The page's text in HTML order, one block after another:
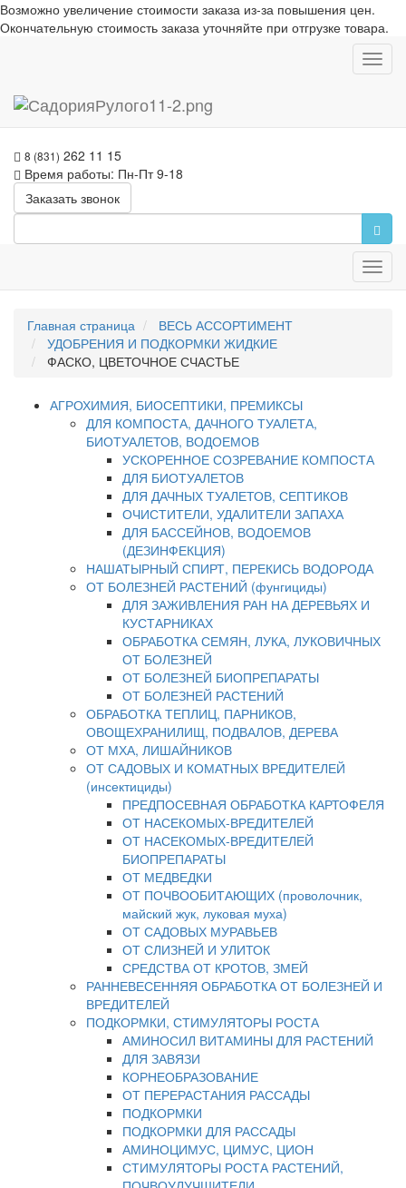
Возможно увеличение стоимости заказа из-за повышения цен.
Окончательную стоимость заказа уточняйте при отгрузке товара.
8 (831) 262 11 15
Время работы: Пн-Пт 9-18
Заказать звонок
Главная страница
ВЕСЬ АССОРТИМЕНТ
УДОБРЕНИЯ И ПОДКОРМКИ ЖИДКИЕ
ФАСКО, ЦВЕТОЧНОЕ СЧАСТЬЕ
АГРОХИМИЯ, БИОСЕПТИКИ, ПРЕМИКСЫ
ДЛЯ КОМПОСТА, ДАЧНОГО ТУАЛЕТА,
БИОТУАЛЕТОВ, ВОДОЕМОВ
УСКОРЕННОЕ СОЗРЕВАНИЕ КОМПОСТА
ДЛЯ БИОТУАЛЕТОВ
ДЛЯ ДАЧНЫХ ТУАЛЕТОВ, СЕПТИКОВ
ОЧИСТИТЕЛИ, УДАЛИТЕЛИ ЗАПАХА
ДЛЯ БАССЕЙНОВ, ВОДОЕМОВ
(ДЕЗИНФЕКЦИЯ)
НАШАТЫРНЫЙ СПИРТ, ПЕРЕКИСЬ ВОДОРОДА
ОТ БОЛЕЗНЕЙ РАСТЕНИЙ (фунгициды)
ДЛЯ ЗАЖИВЛЕНИЯ РАН НА ДЕРЕВЬЯХ И
КУСТАРНИКАХ
ОБРАБОТКА СЕМЯН, ЛУКА, ЛУКОВИЧНЫХ
ОТ БОЛЕЗНЕЙ
ОТ БОЛЕЗНЕЙ БИОПРЕПАРАТЫ
ОТ БОЛЕЗНЕЙ РАСТЕНИЙ
ОБРАБОТКА ТЕПЛИЦ, ПАРНИКОВ,
ОВОЩЕХРАНИЛИЩ, ПОДВАЛОВ, ДЕРЕВА
ОТ МХА, ЛИШАЙНИКОВ
ОТ САДОВЫХ И КОМАТНЫХ ВРЕДИТЕЛЕЙ
(инсектициды)
ПРЕДПОСЕВНАЯ ОБРАБОТКА КАРТОФЕЛЯ
ОТ НАСЕКОМЫХ-ВРЕДИТЕЛЕЙ
ОТ НАСЕКОМЫХ-ВРЕДИТЕЛЕЙ
БИОПРЕПАРАТЫ
ОТ МЕДВЕДКИ
ОТ ПОЧВООБИТАЮЩИХ (проволочник,
майский жук, луковая муха)
ОТ САДОВЫХ МУРАВЬЕВ
ОТ СЛИЗНЕЙ И УЛИТОК
СРЕДСТВА ОТ КРОТОВ, ЗМЕЙ
РАННЕВЕСЕННЯЯ ОБРАБОТКА ОТ БОЛЕЗНЕЙ И
ВРЕДИТЕЛЕЙ
ПОДКОРМКИ, СТИМУЛЯТОРЫ РОСТА
АМИНОСИЛ ВИТАМИНЫ ДЛЯ РАСТЕНИЙ
ДЛЯ ЗАВЯЗИ
КОРНЕОБРАЗОВАНИЕ
ОТ ПЕРЕРАСТАНИЯ РАССАДЫ
ПОДКОРМКИ
ПОДКОРМКИ ДЛЯ РАССАДЫ
АМИНОЦИМУС, ЦИМУС, ЦИОН
СТИМУЛЯТОРЫ РОСТА РАСТЕНИЙ,